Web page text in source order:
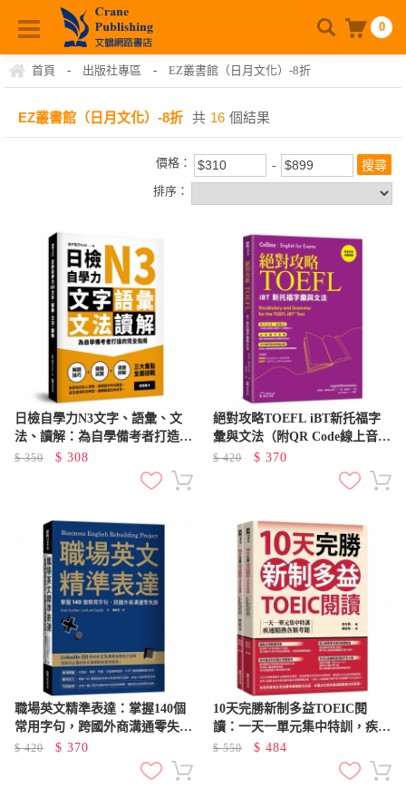
0
首頁 - 出版社專區 - EZ叢書館（日月文化）-8折
EZ叢書館（日月文化）-8折 共 16 個結果
價格：
排序：
日檢自學力N3文字、語彙、文
法、讀解：為自學備考者打造的
完全指南
$350 $ 308
絕對攻略TOEFL iBT新托福字
彙與文法（附QR Code線上音
檔）
$420 $ 370
職場英文精準表達：掌握140個
常用字句，跨國外商溝通零失誤
/Grant Sundbye
$420 $ 370
10天完勝新制多益TOEIC閱
讀：一天一單元集中特訓，疾速
精熟各類考題（題本＋解析雙書
$550 $ 484